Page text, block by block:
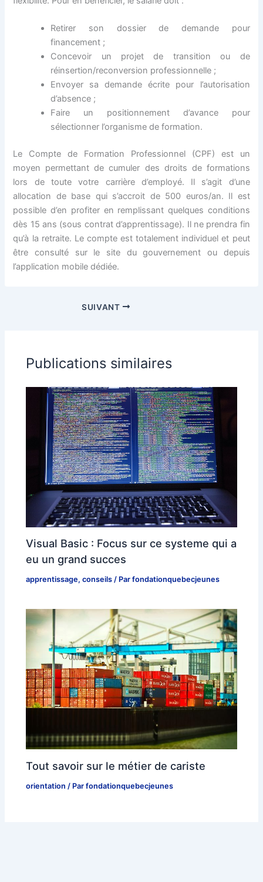
Retirer son dossier de demande pour
financement ;
Concevoir un projet de transition ou de
réinsertion/reconversion professionnelle ;
Envoyer sa demande écrite pour l’autorisation
d’absence ;
Faire un positionnement d’avance pour
sélectionner l’organisme de formation.
Le Compte de Formation Professionnel (CPF) est un
moyen permettant de cumuler des droits de formations
lors de toute votre carrière d’employé. Il s’agit d’une
allocation de base qui s’accroit de 500 euros/an. Il est
possible d’en profiter en remplissant quelques conditions
dès 15 ans (sous contrat d’apprentissage). Il ne prendra fin
qu’à la retraite. Le compte est totalement individuel et peut
être consulté sur le site du gouvernement ou depuis
l’application mobile dédiée.
SUIVANT
Publications similaires
Visual Basic : Focus sur ce systeme qui a
eu un grand succes
apprentissage,conseils / Parfondationquebecjeunes
Tout savoir sur le métier de cariste
orientation / Parfondationquebecjeunes